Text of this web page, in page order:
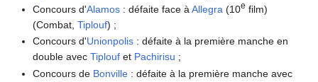
Concours d'Alamos : défaite face àAllegra (10e film)
(Combat,Tiplouf) ;
Concours d'Unionpolis : défaite à la première manche en
double avecTiplouf et Pachirisu ;
Concours de Bonville : défaite à la première manche avec